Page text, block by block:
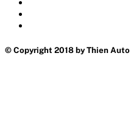
© Copyright 2018 by Thien Auto